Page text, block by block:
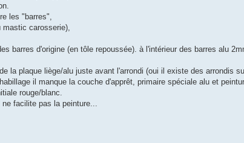
les "barres",
mastic carosserie),
barres d'origine (en tôle repoussée). à l'intérieur des barres alu
la plaque liège/alu juste avant l'arrondi (oui il existe des arrondis
il manque la couche d'apprêt, primaire spéciale alu et
rouge/blanc.
facilite pas la peinture...